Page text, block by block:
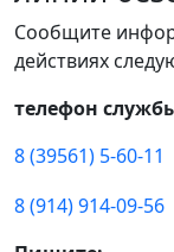
Сообщите
действиях
телефон
8 (39561) 5-60-11
8 (914) 914-09-56